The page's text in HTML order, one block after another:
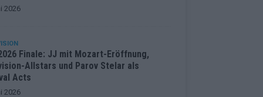
2026
Finale: JJ mit Mozart-Eröffnung,
Allstars und Parov Stelar als
Acts
2026